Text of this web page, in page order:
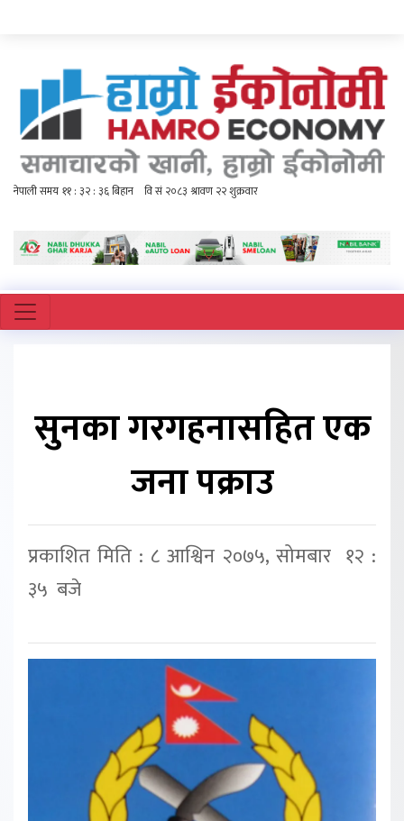
सुनका गरगहनासहित एक
जना पक्राउ
प्रकाशित मिति : ८ आश्विन २०७५, सोमबार १२ :
३५ बजे